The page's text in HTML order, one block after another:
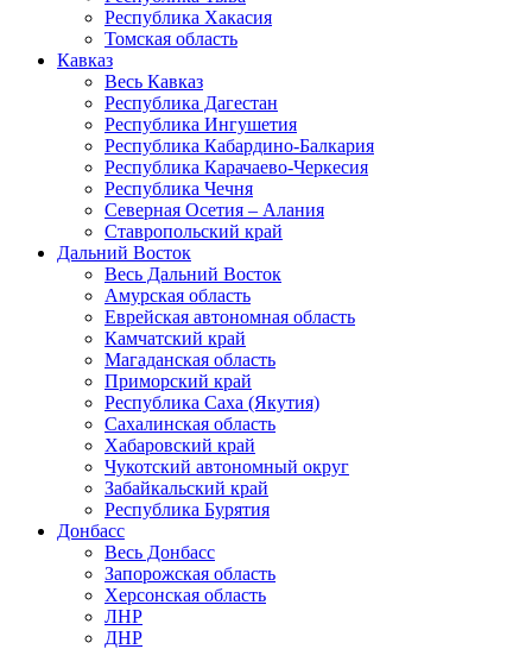
Республика Хакасия
Томская область
Кавказ
Весь Кавказ
Республика Дагестан
Республика Ингушетия
Республика Кабардино-Балкария
Республика Карачаево-Черкесия
Республика Чечня
Северная Осетия – Алания
Ставропольский край
Дальний Восток
Весь Дальний Восток
Амурская область
Еврейская автономная область
Камчатский край
Магаданская область
Приморский край
Республика Саха (Якутия)
Сахалинская область
Хабаровский край
Чукотский автономный округ
Забайкальский край
Республика Бурятия
Донбасс
Весь Донбасс
Запорожская область
Херсонская область
ЛНР
ДНР